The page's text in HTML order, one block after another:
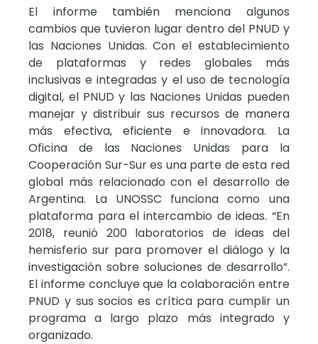
El informe también menciona algunos
cambios que tuvieron lugar dentro del PNUD y
las Naciones Unidas. Con el establecimiento
de plataformas y redes globales más
inclusivas e integradas y el uso de tecnología
digital, el PNUD y las Naciones Unidas pueden
manejar y distribuir sus recursos de manera
más efectiva, eficiente e innovadora. La
Oficina de las Naciones Unidas para la
Cooperación Sur-Sur es una parte de esta red
global más relacionado con el desarrollo de
Argentina. La UNOSSC funciona como una
plataforma para el intercambio de ideas. “En
2018, reunió 200 laboratorios de ideas del
hemisferio sur para promover el diálogo y la
investigación sobre soluciones de desarrollo”.
El informe concluye que la colaboración entre
PNUD y sus socios es crítica para cumplir un
programa a largo plazo más integrado y
organizado.